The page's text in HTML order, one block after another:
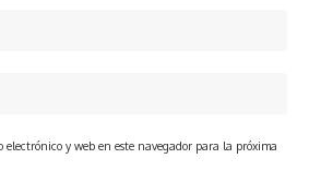
electrónico y web en este navegador para la próxima